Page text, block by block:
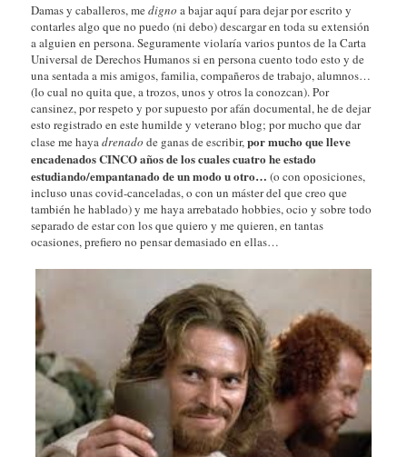
Damas y caballeros, medigno a bajar aquí para dejar por escrito y
contarles algo que no puedo (ni debo) descargar en toda su extensión
a alguien en persona. Seguramente violaría varios puntos de la Carta
Universal de Derechos Humanos si en persona cuento todo esto y de
una sentada a mis amigos, familia, compañeros de trabajo, alumnos…
(lo cual no quita que, a trozos, unos y otros la conozcan). Por
cansinez, por respeto y por supuesto por afán documental, he de dejar
esto registrado en este humilde y veterano blog; por mucho que dar
clase me hayadrenadode ganas de escribir,por mucho que lleve
encadenados CINCO años de los cuales cuatro he estado
estudiando/empantanado de un modo u otro…(o con oposiciones,
incluso unas covid-canceladas, o con un máster del que creo que
también he hablado) y me haya arrebatado hobbies, ocio y sobre todo
separado de estar con los que quiero y me quieren, en tantas
ocasiones, prefiero no pensar demasiado en ellas…